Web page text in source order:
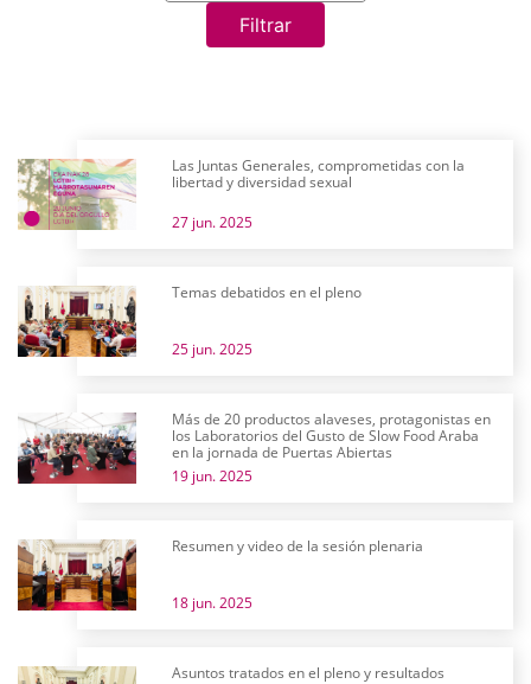
Filtrar
Las Juntas Generales, comprometidas con la
libertad y diversidad sexual
27 jun. 2025
Temas debatidos en el pleno
25 jun. 2025
Más de 20 productos alaveses, protagonistas en
los Laboratorios del Gusto de Slow Food Araba
en la jornada de Puertas Abiertas
19 jun. 2025
Resumen y video de la sesión plenaria
18 jun. 2025
Asuntos tratados en el pleno y resultados